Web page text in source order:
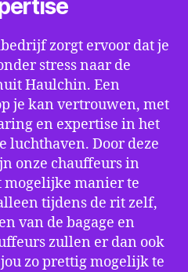
zorgt ervoor dat je
stress naar de
Haulchin. Een
je kan vertrouwen, met
en expertise in het
luchthaven. Door deze
onze chauffeurs in
mogelijke manier te
tijdens de rit zelf,
van de bagage en
zullen er dan ook
zo prettig mogelijk te